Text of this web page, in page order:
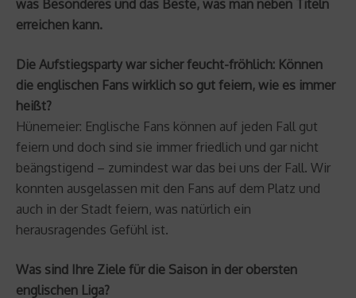
was Besonderes und das Beste, was man neben Titeln
erreichen kann.
Die Aufstiegsparty war sicher feucht-fröhlich: Können
die englischen Fans wirklich so gut feiern, wie es immer
heißt?
Hünemeier: Englische Fans können auf jeden Fall gut
feiern und doch sind sie immer friedlich und gar nicht
beängstigend – zumindest war das bei uns der Fall. Wir
konnten ausgelassen mit den Fans auf dem Platz und
auch in der Stadt feiern, was natürlich ein
herausragendes Gefühl ist.
Was sind Ihre Ziele für die Saison in der obersten
englischen Liga?